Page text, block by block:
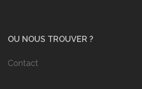
OU NOUS TROUVER ?
Contact